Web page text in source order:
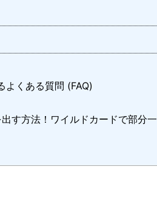
よくある質問 (FAQ)
す方法！ワイルドカードで部分一